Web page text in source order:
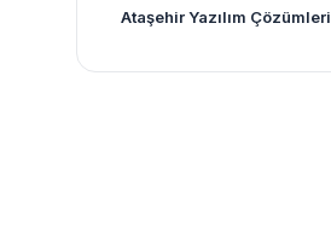
Ataşehir Yazılım Çözümleri